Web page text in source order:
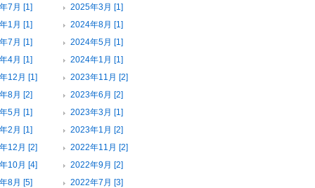
7月 [1]
2025年3月 [1]
1月 [1]
2024年8月 [1]
7月 [1]
2024年5月 [1]
4月 [1]
2024年1月 [1]
12月 [1]
2023年11月 [2]
8月 [2]
2023年6月 [2]
5月 [1]
2023年3月 [1]
2月 [1]
2023年1月 [2]
12月 [2]
2022年11月 [2]
10月 [4]
2022年9月 [2]
8月 [5]
2022年7月 [3]